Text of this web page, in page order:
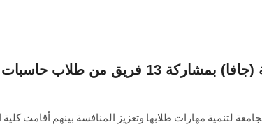
ختام مسابقة (جافا) بمشاركة 13 فريق من طلاب
لتنمية مهارات طلابها وتعزيز المنافسة بينهم أقامت